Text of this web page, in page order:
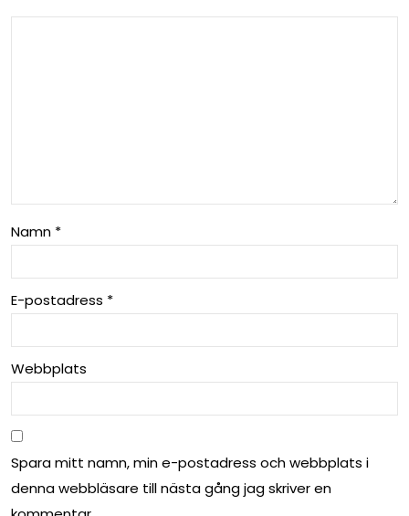
Namn *
E-postadress *
Webbplats
Spara mitt namn, min e-postadress och webbplats i
denna webbläsare till nästa gång jag skriver en